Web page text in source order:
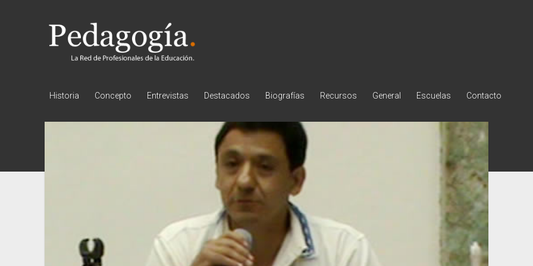
Pedagogía
Historia Concepto Entrevistas Destacados Biografías Recursos General Escuelas Contacto